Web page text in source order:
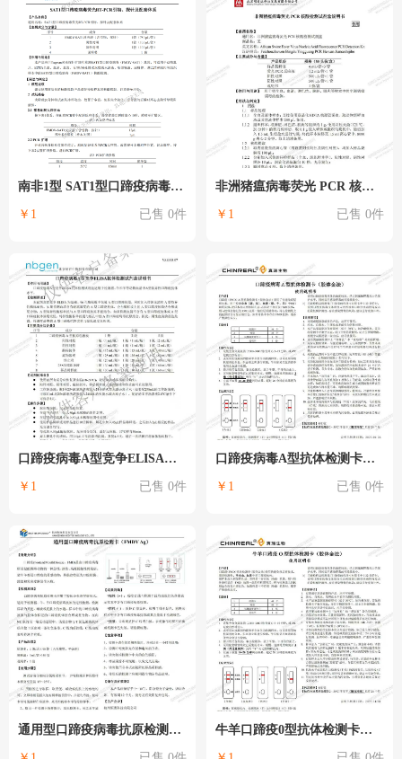
南非1型 SAT1型口蹄疫病毒荧光RT-PCR试剂盒
￥1 已售 0件
非洲猪瘟病毒荧光 PCR 核酸检测试剂盒（明日达）
￥1 已售 0件
口蹄疫病毒A型竞争ELISA抗体检测试剂盒（纳百）
￥1 已售 0件
口蹄疫病毒A型抗体检测卡（真瑞）
￥1 已售 0件
通用型口蹄疫病毒抗原检测卡(FMDV Ag)（恒奥） 牛羊口蹄疫0型抗体检测卡（真瑞）